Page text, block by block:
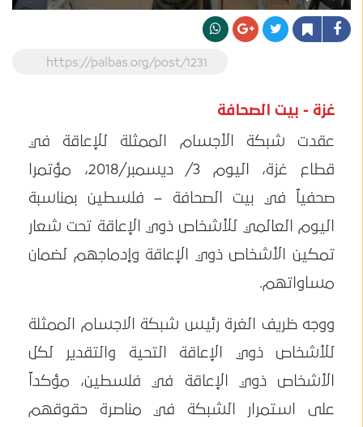
https://palbas.org/post/1231
غزة - بيت الصحافة
عقدت شبكة الأجسام الممثلة للإعاقة في
قطاع غزة، اليوم 3/ ديسمبر/2018، مؤتمرا
صحفياً في بيت الصحافة – فلسطين بمناسبة
اليوم العالمي للأشخاص ذوي الإعاقة تحت شعار
تمكين الأشخاص ذوي الإعاقة وإدماجهم لضمان
مساواتهم.
ووجه ظريف الغرة رئيس شبكة الاجسام الممثلة
للأشخاص ذوي الإعاقة التحية والتقدير لكل
الأشخاص ذوي الإعاقة في فلسطين، مؤكداً
على استمرار الشبكة في مناصرة حقوقهم